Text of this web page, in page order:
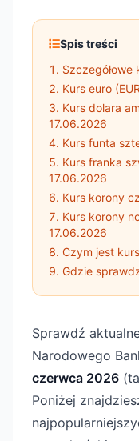
Spis treści
Kurs euro
Kurs dolara
17.06.2026
Kurs funta
Kurs franka
17.06.2026
Kurs korony
Kurs korony
17.06.2026
Czym jest
Gdzie
Sprawdź
Narodowego
czerwca 2026
Poniżej